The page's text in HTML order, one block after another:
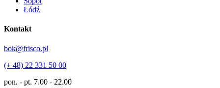
Łódź
Kontakt
bok@frisco.pl
(+ 48) 22 331 50 00
pon. - pt. 7.00 - 22.00